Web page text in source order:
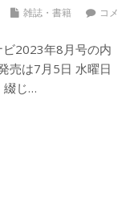
雑誌・書籍
コメ
2023年8月号の内
売は7月5日 水曜日
綴じ…